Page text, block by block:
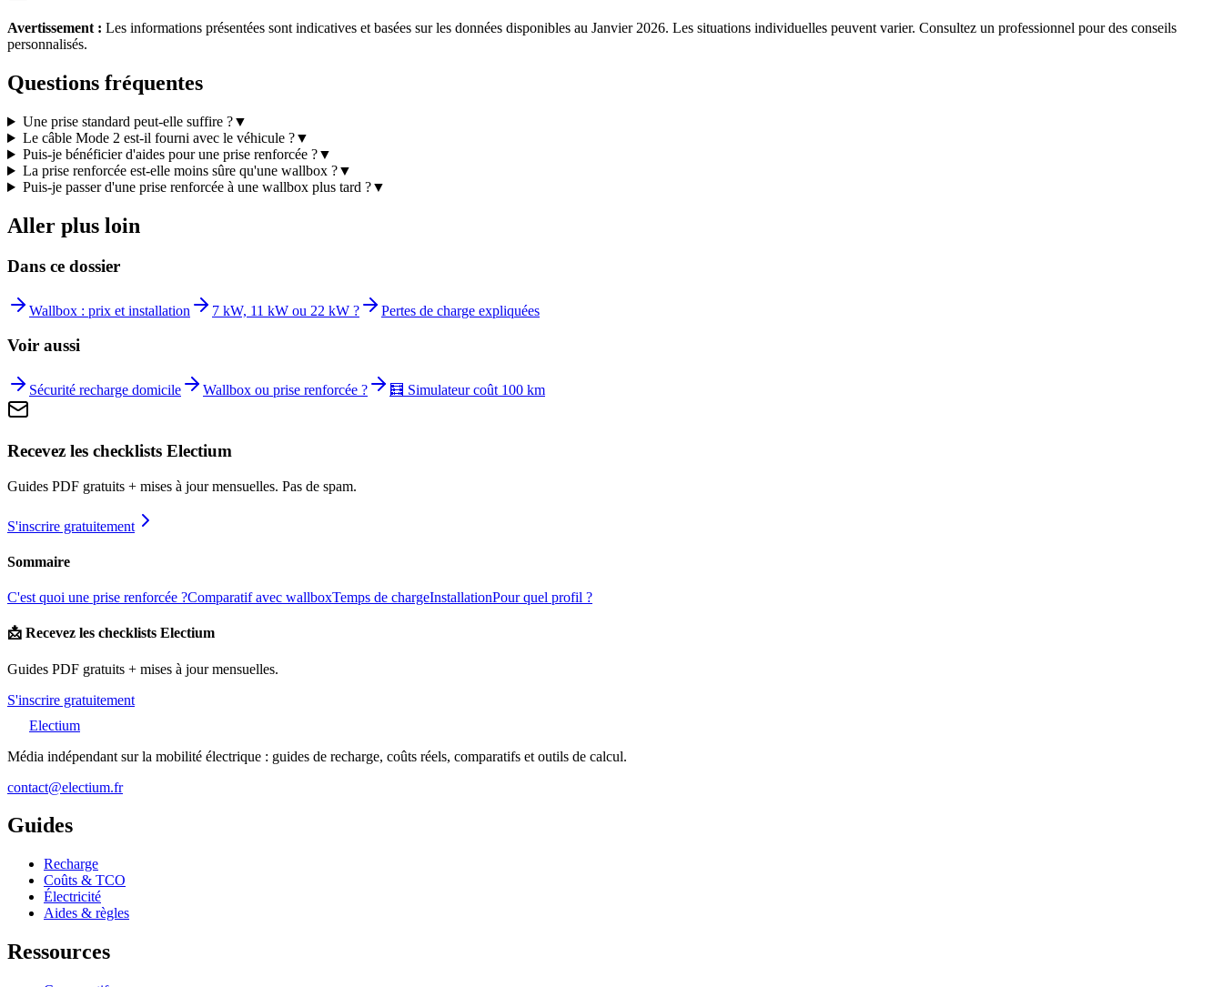
Avertissement : Les informations présentées sont indicatives et basées sur les données disponibles au Janvier 2026. Les situations individuelles peuvent varier. Consultez un professionnel pour des conseils
personnalisés.
Questions fréquentes
Une prise standard peut-elle suffire ?▼
Le câble Mode 2 est-il fourni avec le véhicule ?▼
Puis-je bénéficier d'aides pour une prise renforcée ?▼
La prise renforcée est-elle moins sûre qu'une wallbox ?▼
Puis-je passer d'une prise renforcée à une wallbox plus tard ?▼
Aller plus loin
Dans ce dossier
Wallbox : prix et installation 7 kW, 11 kW ou 22 kW ? Pertes de charge expliquées
Voir aussi
Sécurité recharge domicile Wallbox ou prise renforcée ? 🧮 Simulateur coût 100 km
Recevez les checklists Electium
Guides PDF gratuits + mises à jour mensuelles. Pas de spam.
S'inscrire gratuitement
Sommaire
C'est quoi une prise renforcée ?Comparatif avec wallboxTemps de chargeInstallationPour quel profil ?
📩 Recevez les checklists Electium
Guides PDF gratuits + mises à jour mensuelles.
S'inscrire gratuitement
Electium
Média indépendant sur la mobilité électrique : guides de recharge, coûts réels, comparatifs et outils de calcul.
contact@electium.fr
Guides
Recharge
Coûts & TCO
Électricité
Aides & règles
Ressources